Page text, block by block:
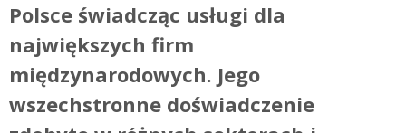
Polsce świadcząc usługi dla
największych firm
międzynarodowych. Jego
wszechstronne doświadczenie